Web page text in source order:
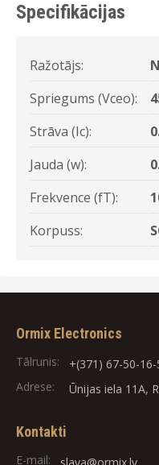
Specifikācijas
Ražotājs:
Spriegums (Vceo):
Strāva (Ic):
Jauda (w):
Frekvence (fT):
Korpuss:
Ormix Electronics
Tālrunis:
+(371) 67-50-16-
Adrese:
Ūnijas iela 11A,
Kontakti
E-mail: